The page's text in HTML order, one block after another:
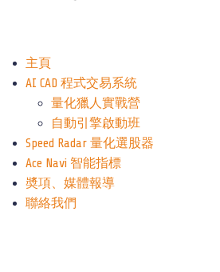
主頁
AI CAD 程式交易系統
量化獵人實戰營
自動引擎啟動班
Speed Radar 量化選股器
Ace Navi 智能指標
奬項、媒體報導
聯絡我們